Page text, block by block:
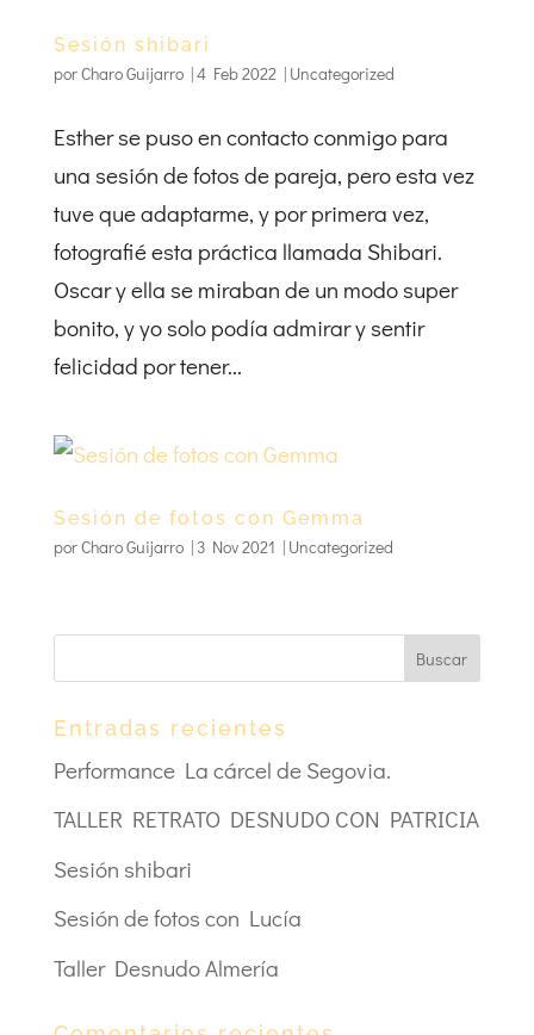
Sesión shibari
porCharo Guijarro|4 Feb 2022 | Uncategorized
Esther se puso en contacto conmigo para
una sesión de fotos de pareja, pero esta vez
tuve que adaptarme, y por primera vez,
fotografié esta práctica llamada Shibari.
Oscar y ella se miraban de un modo super
bonito, y yo solo podía admirar y sentir
felicidad por tener...
Sesión de fotos con Gemma
porCharo Guijarro| 3 Nov 2021 | Uncategorized
Entradas recientes
Performance La cárcel de Segovia.
TALLER RETRATO DESNUDO CON PATRICIA
Sesión shibari
Sesión de fotos con Lucía
Taller Desnudo Almería